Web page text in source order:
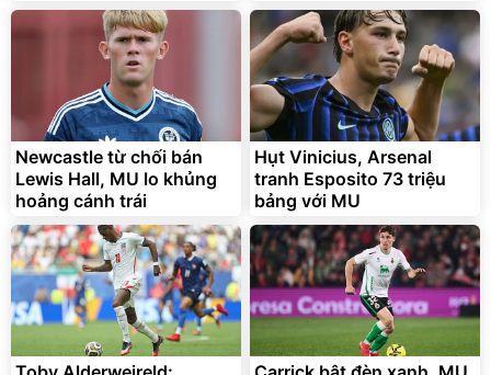
G-FORCE VIETNA
Newcastle từ chối bán
Lewis Hall, MU lo khủng
hoảng cánh trái
Hụt Vinicius, Arsenal
tranh Esposito 73 triệu
bảng với MU